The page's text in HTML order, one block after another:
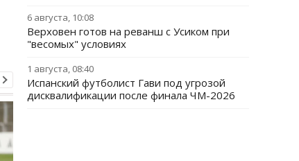
6 августа, 10:08
Верховен готов на реванш с Усиком при
"весомых" условиях
1 августа, 08:40
Испанский футболист Гави под угрозой
дисквалификации после финала ЧМ-2026